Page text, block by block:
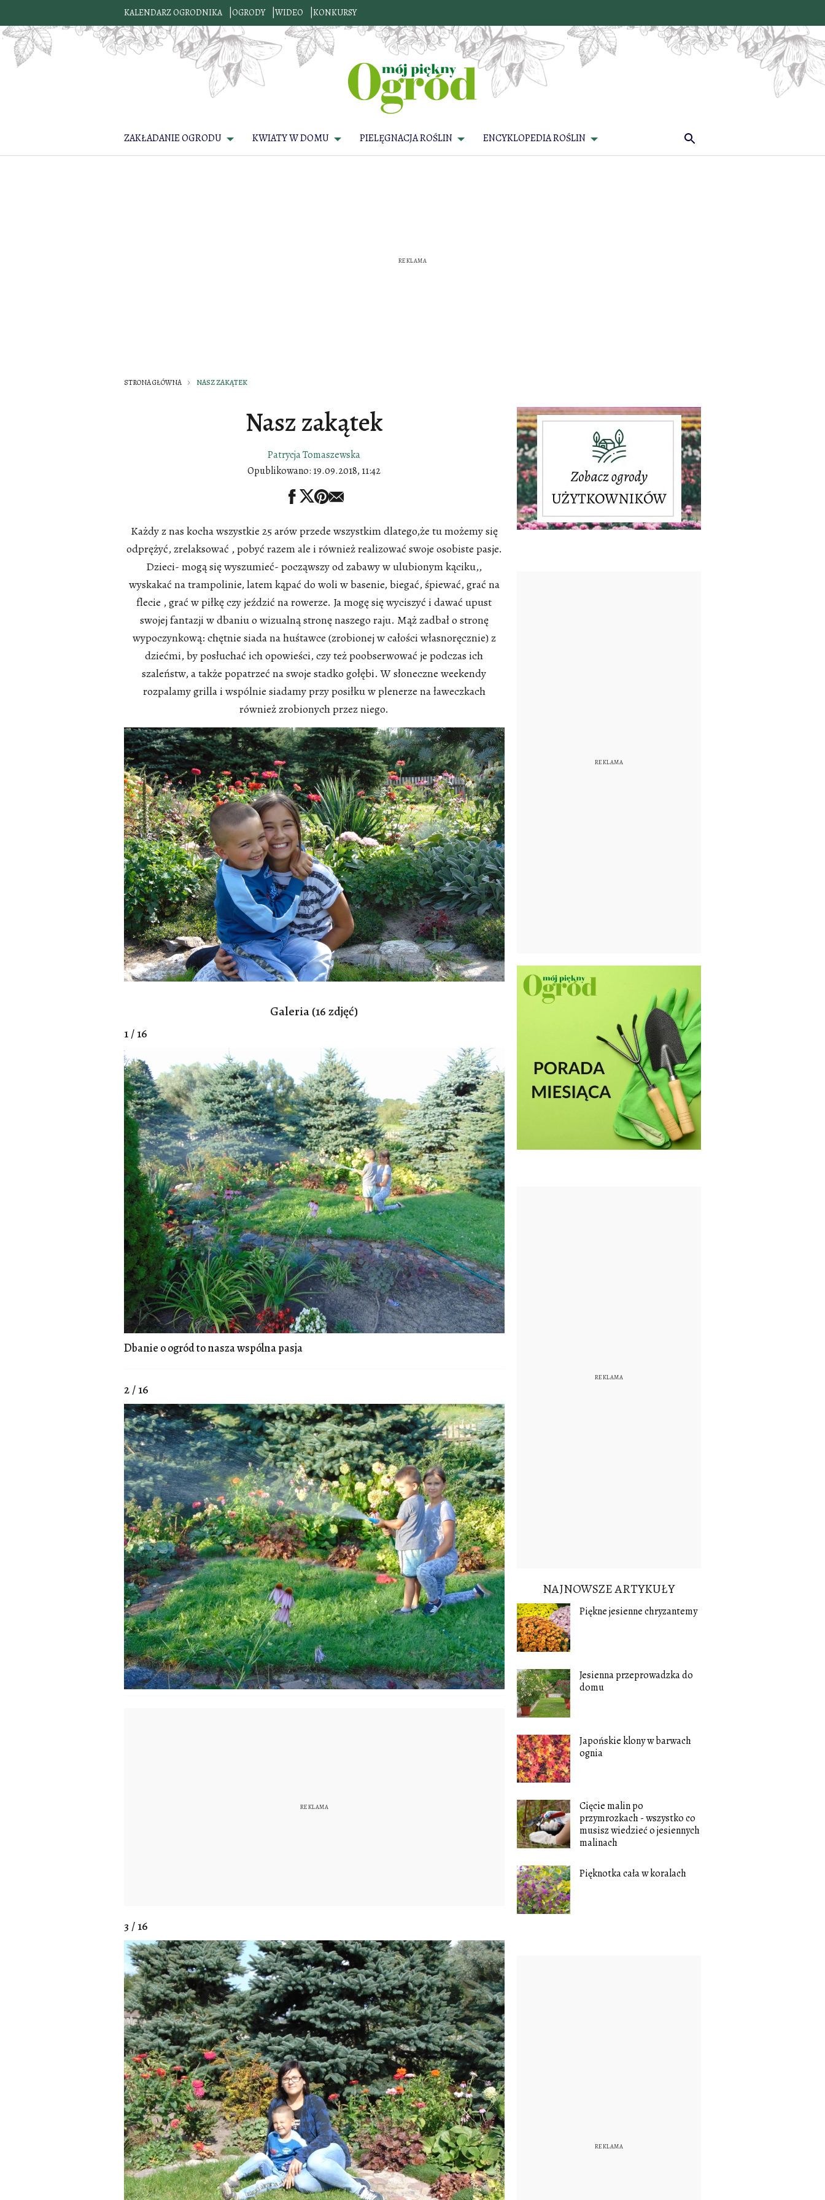
KALENDARZ OGRODNIKA OGRODY WIDEO KONKURSY
ZAKŁADANIE OGRODU KWIATY W DOMU PIELĘGNACJA ROŚLIN ENCYKLOPEDIA ROŚLIN
STRONA GŁÓWNA NASZ ZAKĄTEK
Nasz zakątek
Patrycja Tomaszewska
Opublikowano: 19.09.2018, 11:42
Każdy z nas kocha wszystkie 25 arów przede wszystkim dlatego,że tu możemy się
odprężyć, zrelaksować , pobyć razem ale i również realizować swoje osobiste pasje.
Dzieci- mogą się wyszumieć- począwszy od zabawy w ulubionym kąciku,,
wyskakać na trampolinie, latem kąpać do woli w basenie, biegać, śpiewać, grać na
flecie , grać w piłkę czy jeździć na rowerze. Ja mogę się wyciszyć i dawać upust
swojej fantazji w dbaniu o wizualną stronę naszego raju. Mąż zadbał o stronę
wypoczynkową: chętnie siada na huśtawce (zrobionej w całości własnoręcznie) z
dziećmi, by posłuchać ich opowieści, czy też poobserwować je podczas ich
szaleństw, a także popatrzeć na swoje stadko gołębi. W słoneczne weekendy
rozpalamy grilla i wspólnie siadamy przy posiłku w plenerze na ławeczkach
również zrobionych przez niego.
Galeria (16 zdjęć)
1 / 16
Dbanie o ogród to nasza wspólna pasja
2 / 16
3 / 16
NAJNOWSZE ARTYKUŁY
Piękne jesienne chryzantemy
Jesienna przeprowadzka do
domu
Japońskie klony w barwach
ognia
Cięcie malin po
przymrozkach - wszystko co
musisz wiedzieć o jesiennych
malinach
Pięknotka cała w koralach